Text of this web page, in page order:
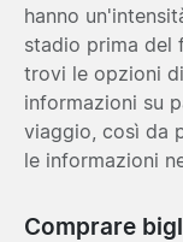
hanno
stadio prima del
trovi le opzioni
informazioni su
viaggio, così da
le informazioni
Comprare